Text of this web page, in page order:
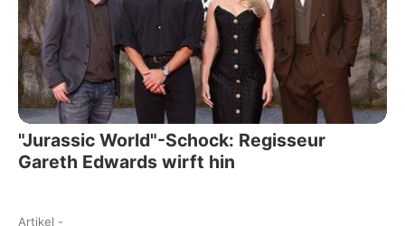
"Jurassic World"-Schock: Regisseur
Gareth Edwards wirft hin
Artikel -